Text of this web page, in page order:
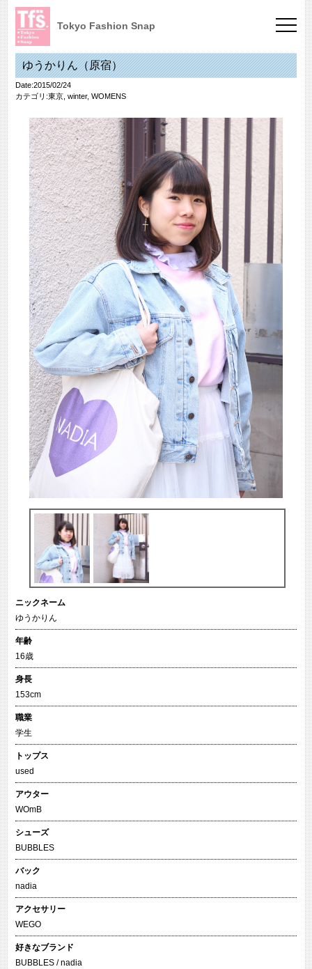
Tokyo Fashion Snap
ゆうかりん（原宿）
Date:2015/02/24
カテゴリ:東京, winter, WOMENS
ニックネーム
ゆうかりん
年齢
16歳
身長
153cm
職業
学生
トップス
used
アウター
WOmB
シューズ
BUBBLES
バック
nadia
アクセサリー
WEGO
好きなブランド
BUBBLES / nadia